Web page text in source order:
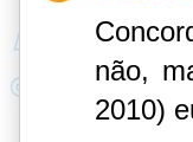
não,
2010)